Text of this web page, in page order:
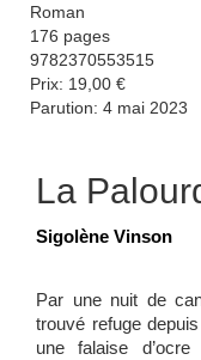
Roman
176 pages
9782370553515
Prix: 19,00 €
Parution: 4 mai 2023
La
Sigolène Vinson
Par une nuit de
trouvé refuge
une falaise